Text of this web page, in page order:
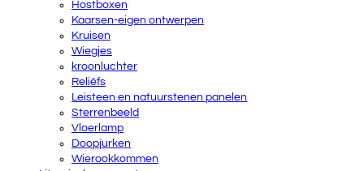
Hostboxen
Kaarsen-eigen ontwerpen
Kruisen
Wiegjes
kroonluchter
Reliëfs
Leisteen en natuurstenen panelen
Sterrenbeeld
Vloerlamp
Doopjurken
Wierookkommen